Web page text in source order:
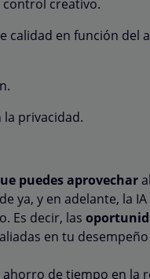
control creativo.
calidad en función del
la privacidad.
puedes aprovecharal
ya, y en adelante, la IA
Es decir, las
en tu desempeño
ahorro de tiempo en la